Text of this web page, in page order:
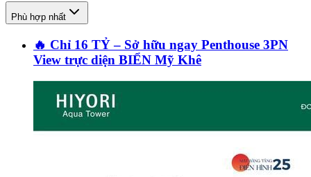
Phù hợp nhất
🔥 Chỉ 16 TỶ – Sở hữu ngay Penthouse 3PN
View trực diện BIỂN Mỹ Khê